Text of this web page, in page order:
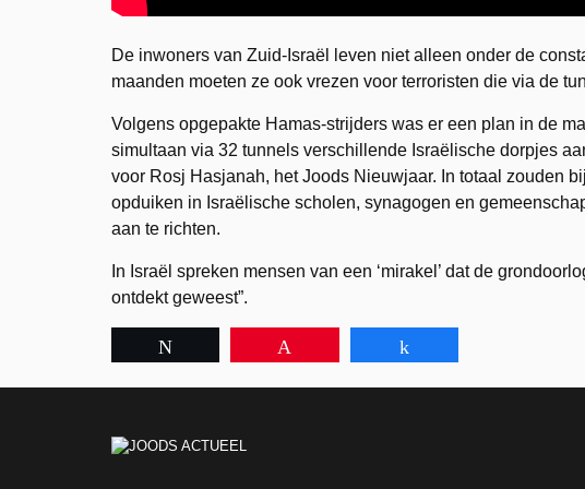
De inwoners van Zuid-Israël leven niet alleen onder de
maanden moeten ze ook vrezen voor terroristen die via de
Volgens opgepakte Hamas-strijders was er een plan in de
simultaan via 32 tunnels verschillende Israëlische dorpjes
voor Rosj Hasjanah, het Joods Nieuwjaar. In totaal zouden
opduiken in Israëlische scholen, synagogen en
aan te richten.
In Israël spreken mensen van een ‘mirakel’ dat de
ontdekt geweest”.